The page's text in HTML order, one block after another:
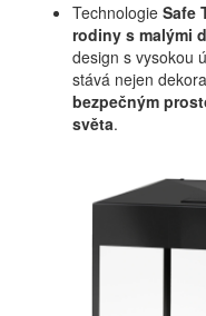
Technologie Safe
rodiny s malými
design s vysokou
stává nejen
bezpečným
světa.